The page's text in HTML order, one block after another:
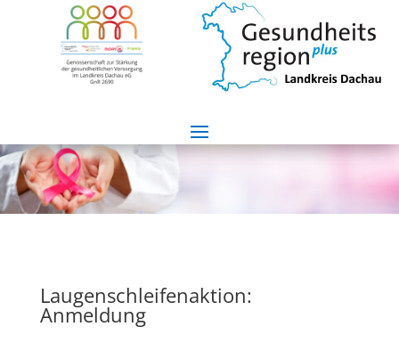
Laugenschleifenaktion:
Anmeldung